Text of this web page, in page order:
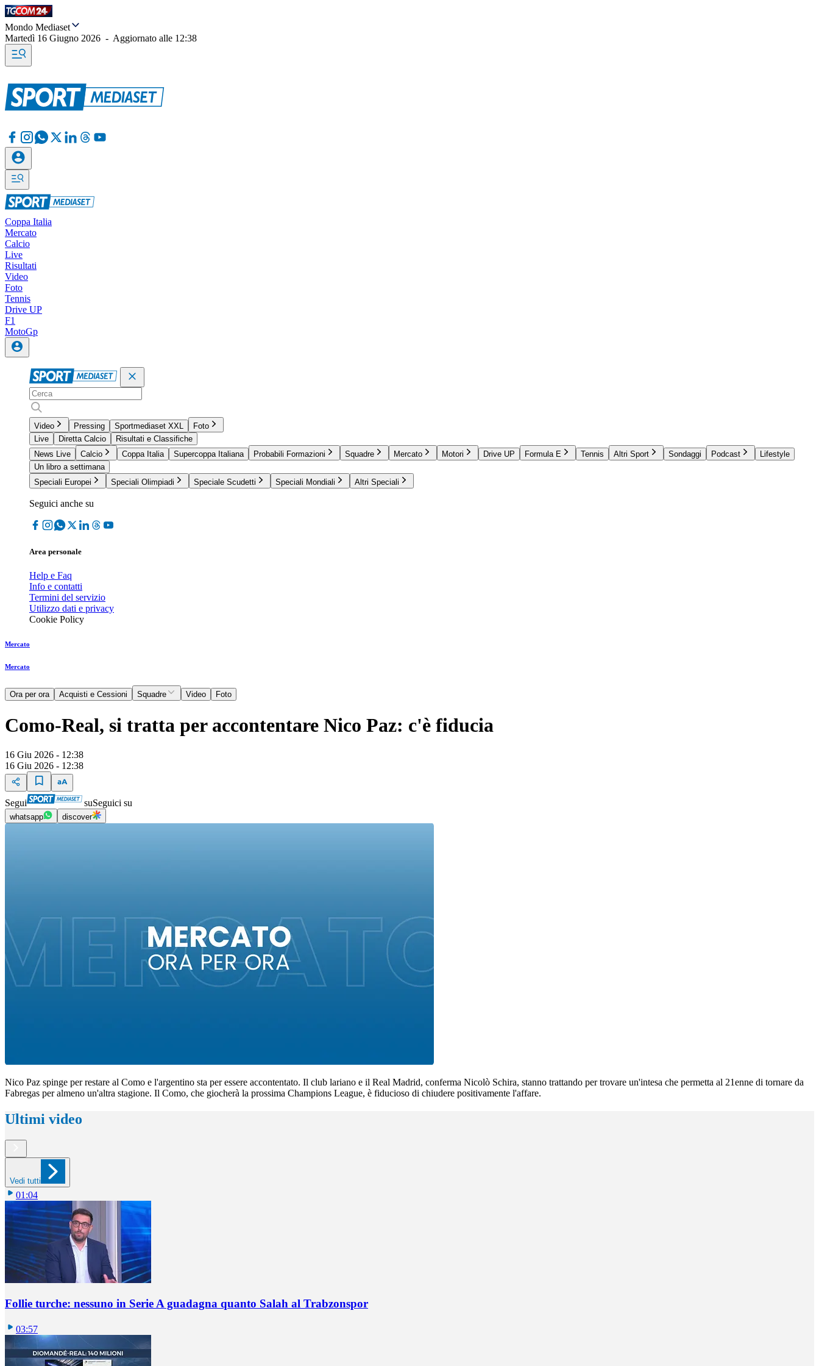
Mondo Mediaset
Martedì 16 Giugno 2026 - Aggiornato alle 12:38
Coppa Italia
Mercato
Calcio
Live
Risultati
Video
Foto
Tennis
Drive UP
F1
MotoGp
Video Pressing Sportmediaset XXL
Foto
Live
Diretta Calcio
Risultati e Classifiche
News Live
Calcio Coppa Italia Supercoppa Italiana Probabili Formazioni Squadre Mercato Motori Drive UP Formula E Tennis Altri Sport Sondaggi Podcast
Lifestyle
Un libro a settimana
Speciali Europei
Speciali Olimpiadi Speciale Scudetti Speciali Mondiali Altri Speciali
Seguici anche su
Area personale
Help e Faq
Info e contatti
Termini del servizio
Utilizzo dati e privacy
Cookie Policy
Mercato
Mercato
Ora per ora Acquisti e Cessioni Squadre Video Foto
Como-Real, si tratta per accontentare Nico Paz: c'è fiducia
16 Giu 2026 - 12:38
16 Giu 2026 - 12:38
Segui suSeguici su
whatsapp discover
Nico Paz spinge per restare al Como e l'argentino sta per essere accontentato. Il club lariano e il Real Madrid, conferma Nicolò Schira, stanno trattando per trovare un'intesa che permetta al 21enne di tornare da
Fabregas per almeno un'altra stagione. Il Como, che giocherà la prossima Champions League, è fiducioso di chiudere positivamente l'affare.
Ultimi video
Vedi tutti
01:04
Follie turche: nessuno in Serie A guadagna quanto Salah al Trabzonspor
03:57